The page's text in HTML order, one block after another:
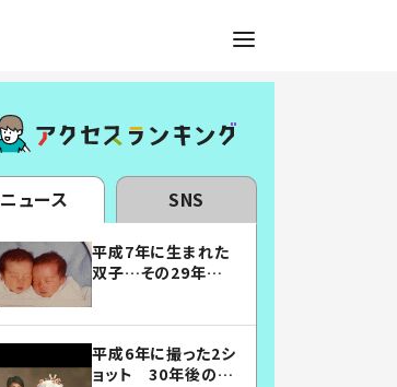
ニュース SNS
平成7年に生まれた
双子…その29年後
平成6年に撮った2シ
ョット 30年後の姿